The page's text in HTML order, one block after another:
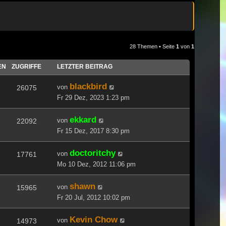
28 Themen • Seite 1 von 1
ZUGRIFFE LETZTER BEITRAG
26075 von blackbird
Fr 29 Dez, 2023 1:23 pm
22092 von ekkard
Fr 15 Dez, 2017 8:30 pm
17761 von doctoritchy
Mo 10 Dez, 2012 11:06 pm
15965 von shawn
Fr 20 Jul, 2012 10:02 pm
14973 von Kevin Chow